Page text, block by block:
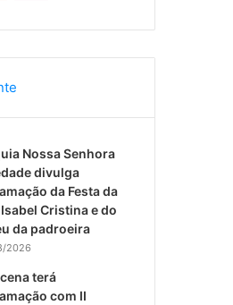
s
a
g
r
a
Nossa Senhora
divulga
da Festa da
Isabel Cristina e do
da padroeira
2026
terá
com II